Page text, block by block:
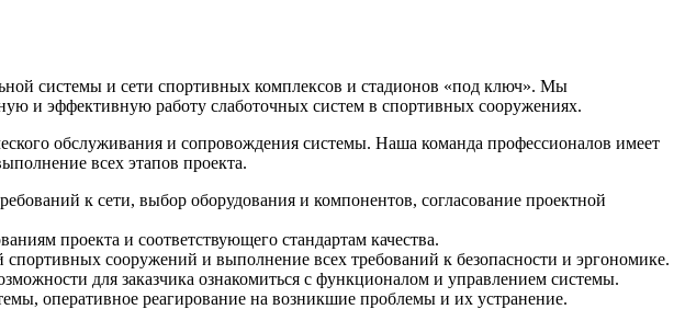
системы и сети спортивных комплексов и стадионов «под ключ». Мы
и эффективную работу слаботочных систем в спортивных сооружениях.
обслуживания и сопровождения системы. Наша команда профессионалов имеет
всех этапов проекта.
к сети, выбор оборудования и компонентов, согласование проектной
проекта и соответствующего стандартам качества.
сооружений и выполнение всех требований к безопасности и эргономике.
для заказчика ознакомиться с функционалом и управлением системы.
оперативное реагирование на возникшие проблемы и их устранение.